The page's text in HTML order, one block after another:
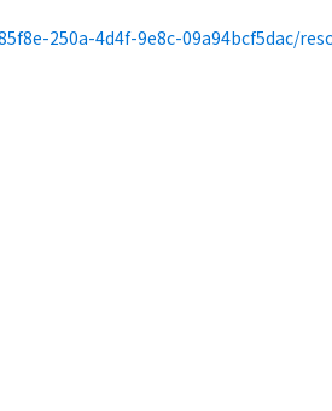
9e8c-09a94bcf5dac/resource/6572c9a9-